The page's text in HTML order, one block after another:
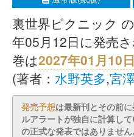
裏世界ピクニック
年05月12日に発売
巻は2027年01月10
(著者： 水野英多,宮
発売予想は最新刊とその前
ルアラートが独自に計算し
の正式な発表ではありませ